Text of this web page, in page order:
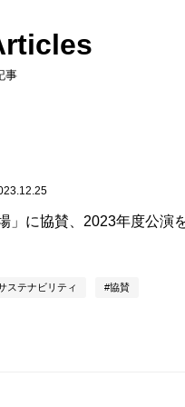
事
」に協賛、2023年度公演
ステナビリティ 協賛